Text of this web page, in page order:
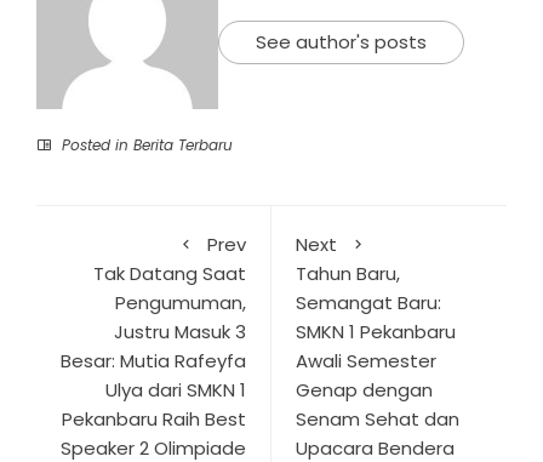
See author's posts
Posted in Berita Terbaru
Prev
Tak Datang Saat
Pengumuman,
Justru Masuk 3
Besar: Mutia Rafeyfa
Ulya dari SMKN 1
Pekanbaru Raih Best
Speaker 2 Olimpiade
Next
Tahun Baru,
Semangat Baru:
SMKN 1 Pekanbaru
Awali Semester
Genap dengan
Senam Sehat dan
Upacara Bendera